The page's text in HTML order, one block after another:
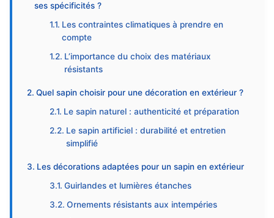
ses spécificités ?
Les contraintes climatiques à prendre en
compte
L’importance du choix des matériaux
résistants
Quel sapin choisir pour une décoration en extérieur ?
Le sapin naturel : authenticité et préparation
Le sapin artificiel : durabilité et entretien
simplifié
Les décorations adaptées pour un sapin en extérieur
Guirlandes et lumières étanches
Ornements résistants aux intempéries